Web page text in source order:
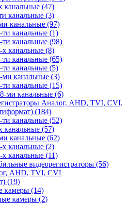
канальные (47)
канальные (3)
канальные (97)
ти канальные (1)
ти канальные (98)
х канальные (8)
ти канальные (65)
ти канальные (5)
ми канальные (3)
ти канальные (15)
ми канальные (6)
Аналог, AHD, TVI, CVI,
(184)
ти канальные (52)
канальные (57)
канальные (62)
х канальные (2)
х канальные (11)
видеорегистраторы (56)
AHD, TVI, CVI
(19)
камеры (14)
камеры (2)